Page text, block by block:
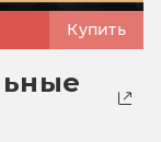
Купить